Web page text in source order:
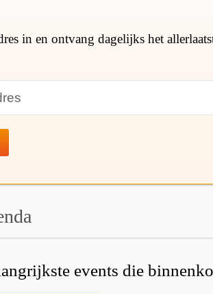
in en ontvang dagelijks het
events die